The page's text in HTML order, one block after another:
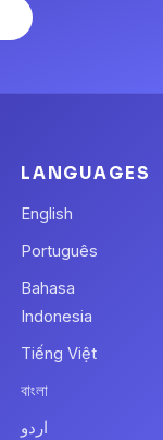
LANGUAGES
English
Português
Bahasa
Indonesia
Tiếng Việt
বাংলা
اردو